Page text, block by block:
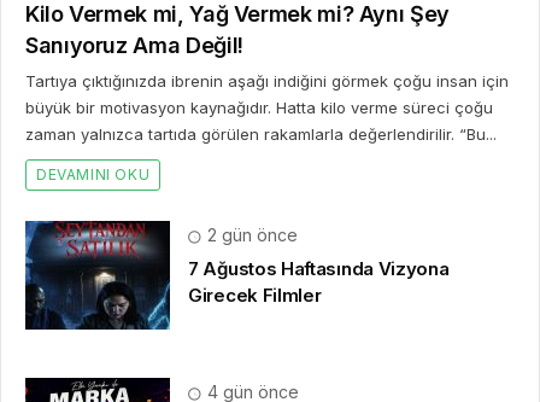
Kilo Vermek mi, Yağ Vermek mi? Aynı Şey
Sanıyoruz Ama Değil!
Tartıya çıktığınızda ibrenin aşağı indiğini görmek çoğu insan için
büyük bir motivasyon kaynağıdır. Hatta kilo verme süreci çoğu
zaman yalnızca tartıda görülen rakamlarla değerlendirilir. “Bu...
DEVAMINI OKU
2 gün önce
7 Ağustos Haftasında Vizyona
Girecek Filmler
4 gün önce